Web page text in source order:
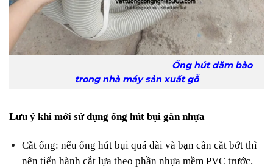
Ống hút dăm bào
trong nhà máy sản xuất gỗ
Lưu ý khi mới sử dụng ống hút bụi gân nhựa
Cắt ống: nếu ống hút bụi quá dài và bạn cần cắt bớt thì
nên tiến hành cắt lựa theo phần nhựa mềm PVC trước.